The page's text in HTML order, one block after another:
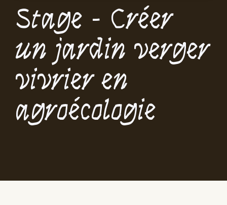
Stage - Créer
un jardin verger
vivrier en
agroécologie